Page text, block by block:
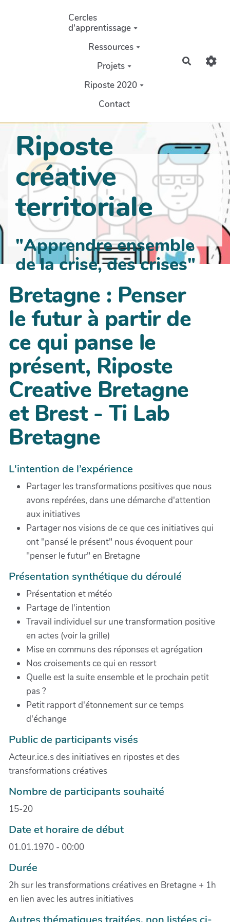
Aller au contenu principal
Cercles
d'apprentissage
Ressources
Projets
Riposte 2020
Contact
Riposte
créative
territoriale
"Apprendre ensemble
de la crise, des crises"
Bretagne : Penser
le futur à partir de
ce qui panse le
présent, Riposte
Creative Bretagne
et Brest - Ti Lab
Bretagne
L'intention de l’expérience
Partager les transformations positives que nous
avons repérées, dans une démarche d'attention
aux initiatives
Partager nos visions de ce que ces initiatives qui
ont "pansé le présent" nous évoquent pour
"penser le futur" en Bretagne
Présentation synthétique du déroulé
Présentation et météo
Partage de l'intention
Travail individuel sur une transformation positive
en actes (voir la grille)
Mise en communs des réponses et agrégation
Nos croisements ce qui en ressort
Quelle est la suite ensemble et le prochain petit
pas ?
Petit rapport d'étonnement sur ce temps
d'échange
Public de participants visés
Acteur.ice.s des initiatives en ripostes et des
transformations créatives
Nombre de participants souhaité
15-20
Date et horaire de début
01.01.1970 - 00:00
Durée
2h sur les transformations créatives en Bretagne + 1h
en lien avec les autres initiatives